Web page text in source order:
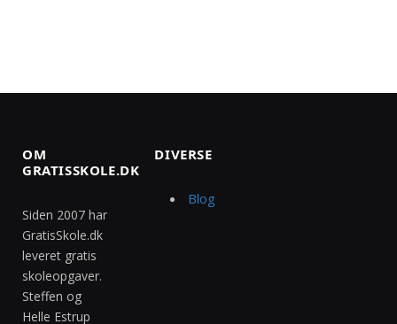
OM
GRATISSKOLE.DK
Siden 2007 har
GratisSkole.dk
leveret gratis
skoleopgaver.
Steffen og
Helle Estrup
DIVERSE
Blog